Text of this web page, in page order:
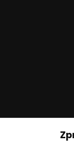
Technické